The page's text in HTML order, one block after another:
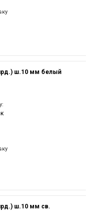
ш.10 мм белый
ш.10 мм св.